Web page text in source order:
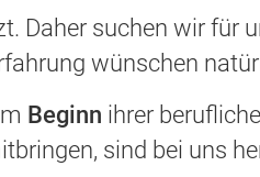
Daher suchen wir für
wünschen
Beginn ihrer
sind bei uns